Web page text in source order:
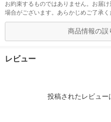
お約束するものではありません。お届
場合がございます。あらかじめご了承く
商品情報の誤
レビュー
投稿されたレビュー